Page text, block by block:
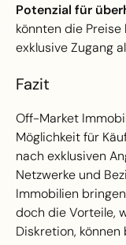
Potenzial für
könnten die
exklusive Zugang
Fazit
Off-Market
Möglichkeit für
nach exklusiven
Netzwerke und
Immobilien
doch die Vorteile,
Diskretion,